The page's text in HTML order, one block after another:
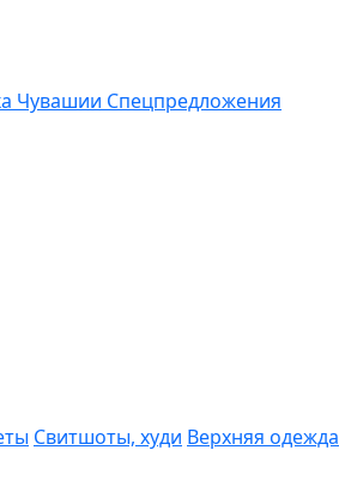
Чувашии Спецпредложения
Свитшоты, худи Верхняя одежда